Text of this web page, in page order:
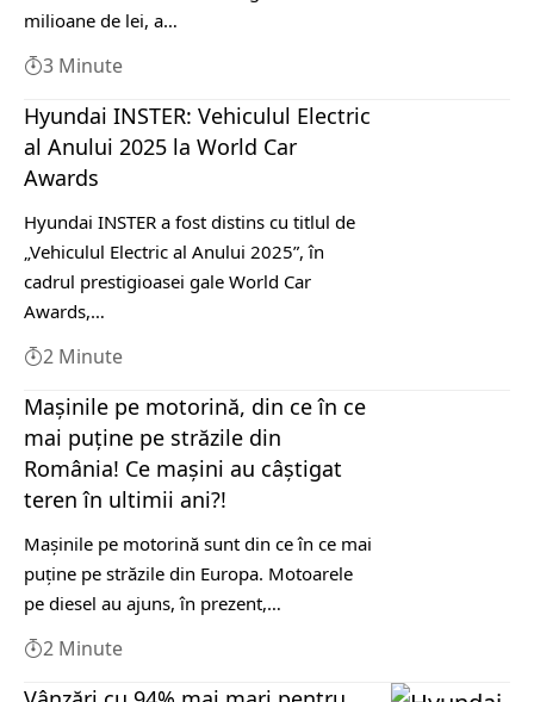
milioane de lei, a…
3 Minute
Hyundai INSTER: Vehiculul Electric
al Anului 2025 la World Car
Awards
Hyundai INSTER a fost distins cu titlul de
„Vehiculul Electric al Anului 2025”, în
cadrul prestigioasei gale World Car
Awards,…
2 Minute
Mașinile pe motorină, din ce în ce
mai puține pe străzile din
România! Ce mașini au câștigat
teren în ultimii ani?!
Mașinile pe motorină sunt din ce în ce mai
puține pe străzile din Europa. Motoarele
pe diesel au ajuns, în prezent,…
2 Minute